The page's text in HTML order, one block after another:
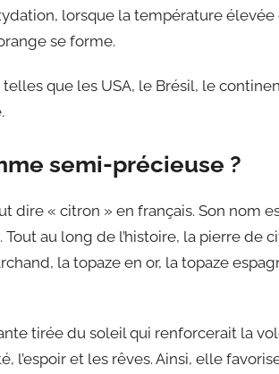
lorsque la température élevée
se forme.
que les USA, le Brésil, le
semi-précieuse ?
dire « citron » en français. Son nom
au long de l’histoire, la pierre de
la topaze en or, la topaze
tirée du soleil qui renforcerait la
et les rêves. Ainsi, elle